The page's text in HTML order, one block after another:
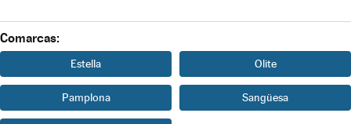
Comarcas:
Estella Olite
Pamplona Sangüesa